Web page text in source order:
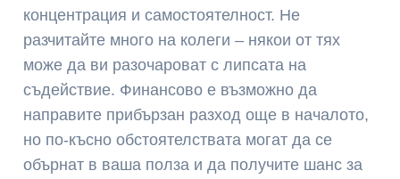
концентрация и самостоятелност. Не
разчитайте много на колеги – някои от тях
може да ви разочароват с липсата на
съдействие. Финансово е възможно да
направите прибързан разход още в началото,
но по-късно обстоятелствата могат да се
обърнат в ваша полза и да получите шанс за